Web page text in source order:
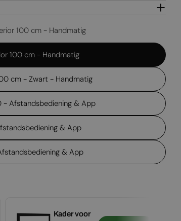
Open media 2
100 cm - Handmatig
100 cm - Handmatig
cm - Zwart - Handmatig
- Afstandsbediening & App
& App
& App
Kader voor